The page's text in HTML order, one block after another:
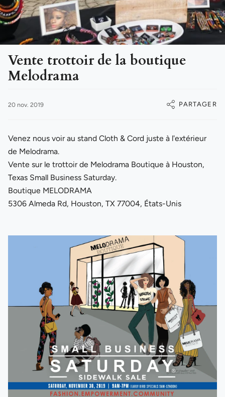
Vente trottoir de la boutique
Melodrama
20 nov. 2019 PARTAGER
Venez nous voir au stand Cloth & Cord juste à l'extérieur
de Melodrama.
Vente sur le trottoir de Melodrama Boutique à Houston,
Texas Small Business Saturday.
Boutique MELODRAMA
5306 Almeda Rd, Houston, TX 77004, États-Unis